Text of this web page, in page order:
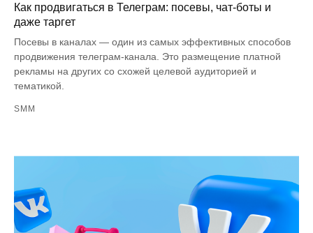
Как продвигаться в Телеграм: посевы, чат-боты и
даже таргет
Посевы в каналах — один из самых эффективных способов
продвижения телеграм-канала. Это размещение платной
рекламы на других со схожей целевой аудиторией и
тематикой.
SMM